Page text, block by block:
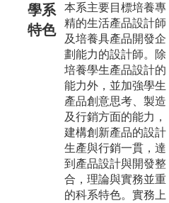
學系
特色
本系主要目標培養專
精的生活產品設計師
及培養具產品開發企
劃能力的設計師。除
培養學生產品設計的
能力外，並加強學生
產品創意思考、製造
及行銷方面的能力，
建構創新產品的設計
生產與行銷一貫，達
到產品設計與開發整
合，理論與實務並重
的科系特色。實務上